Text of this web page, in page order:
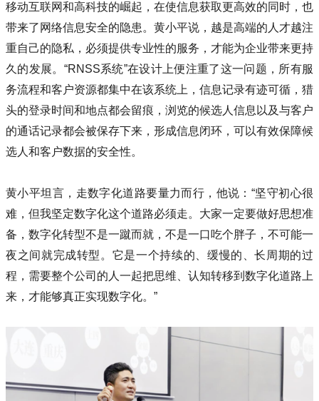
移动互联网和高科技的崛起，在使信息获取更高效的同时，也
带来了网络信息安全的隐患。黄小平说，越是高端的人才越注
重自己的隐私，必须提供专业性的服务，才能为企业带来更持
久的发展。“RNSS系统”在设计上便注重了这一问题，所有服
务流程和客户资源都集中在该系统上，信息记录有迹可循，猎
头的登录时间和地点都会留痕，浏览的候选人信息以及与客户
的通话记录都会被保存下来，形成信息闭环，可以有效保障候
选人和客户数据的安全性。
黄小平坦言，走数字化道路要量力而行，他说：“坚守初心很
难，但我坚定数字化这个道路必须走。大家一定要做好思想准
备，数字化转型不是一蹴而就，不是一口吃个胖子，不可能一
夜之间就完成转型。它是一个持续的、缓慢的、长周期的过
程，需要整个公司的人一起把思维、认知转移到数字化道路上
来，才能够真正实现数字化。”